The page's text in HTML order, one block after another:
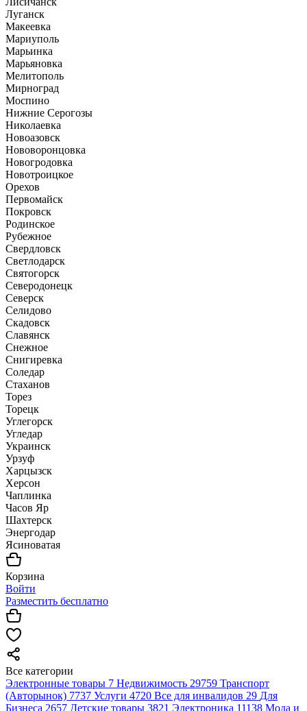
Луганск
Макеевка
Мариуполь
Марьинка
Марьяновка
Мелитополь
Мирноград
Моспино
Нижние Серогозы
Николаевка
Новоазовск
Нововоронцовка
Новогродовка
Новотроицкое
Орехов
Первомайск
Покровск
Родинское
Рубежное
Свердловск
Светлодарск
Святогорск
Северодонецк
Северск
Селидово
Скадовск
Славянск
Снежное
Снигиревка
Соледар
Стаханов
Торез
Торецк
Углегорск
Угледар
Украинск
Урзуф
Харцызск
Херсон
Чаплинка
Часов Яр
Шахтерск
Энергодар
Ясиноватая
Корзина
Войти
Разместить бесплатно
Все категории
Электронные товары 7 Недвижимость 29759 Транспорт
(Авторынок) 7737 Услуги 4720 Все для инвалидов 29 Для
Бизнеса 2657 Детские товары 3821 Электроника 11138 Мода и